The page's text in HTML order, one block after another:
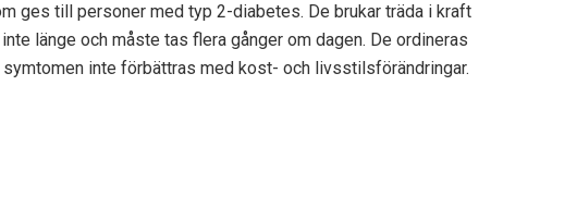
ges till personer med typ 2-diabetes. De brukar träda i kraft
länge och måste tas flera gånger om dagen. De ordineras
inte förbättras med kost- och livsstilsförändringar.